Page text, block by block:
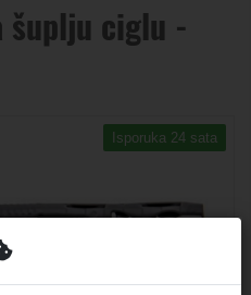
šuplju ciglu -
Isporuka 24 sata